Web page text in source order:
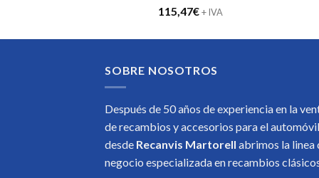
115,47€+ IVA
SOBRE NOSOTROS
Después de 50 años de experiencia en la
de recambios y accesorios para el automóvil
desde Recanvis Martorell abrimos la linea
negocio especializada en recambios